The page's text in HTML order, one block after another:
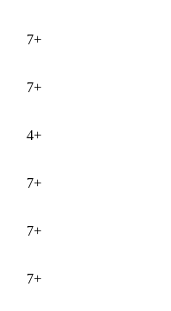
7+
7+
4+
7+
7+
7+